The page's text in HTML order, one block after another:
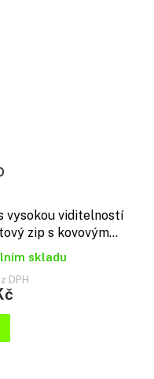
vysokou viditelností
zip s kovovým...
skladu
DPH